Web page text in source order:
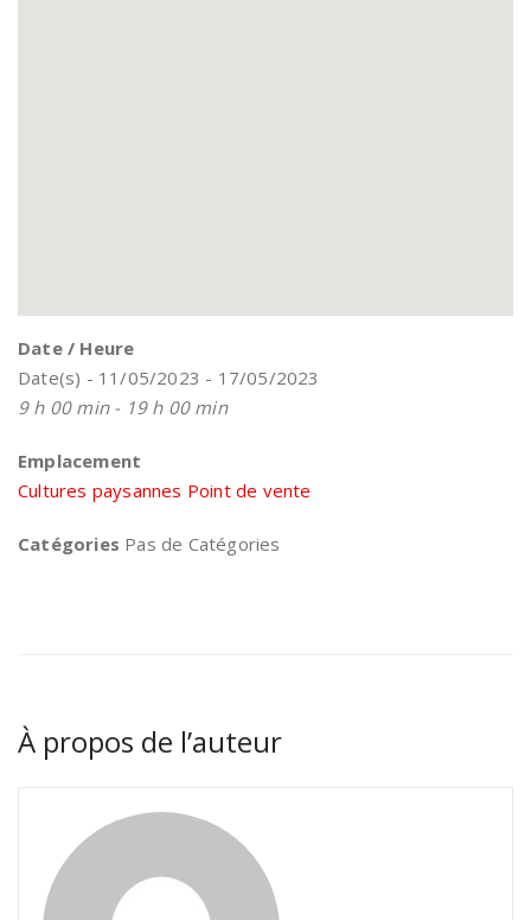
Date / Heure
Date(s) - 11/05/2023 - 17/05/2023
9 h 00 min - 19 h 00 min
Emplacement
Cultures paysannes Point de vente
Catégories Pas de Catégories
À propos de l’auteur